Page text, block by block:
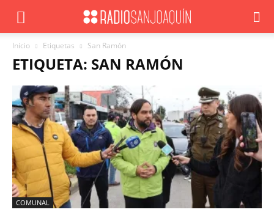
Inicio Etiquetas San Ramón
ETIQUETA: SAN RAMÓN
COMUNAL